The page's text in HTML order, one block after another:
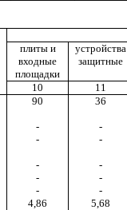
плиты и
входные
площадки
устройства
защитные
10 11
90 36
- -
- -
- -
- -
- -
4,86 5,68